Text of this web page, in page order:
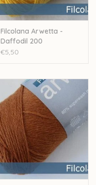
Filcolana Arwetta -
Daffodil 200
€5,50